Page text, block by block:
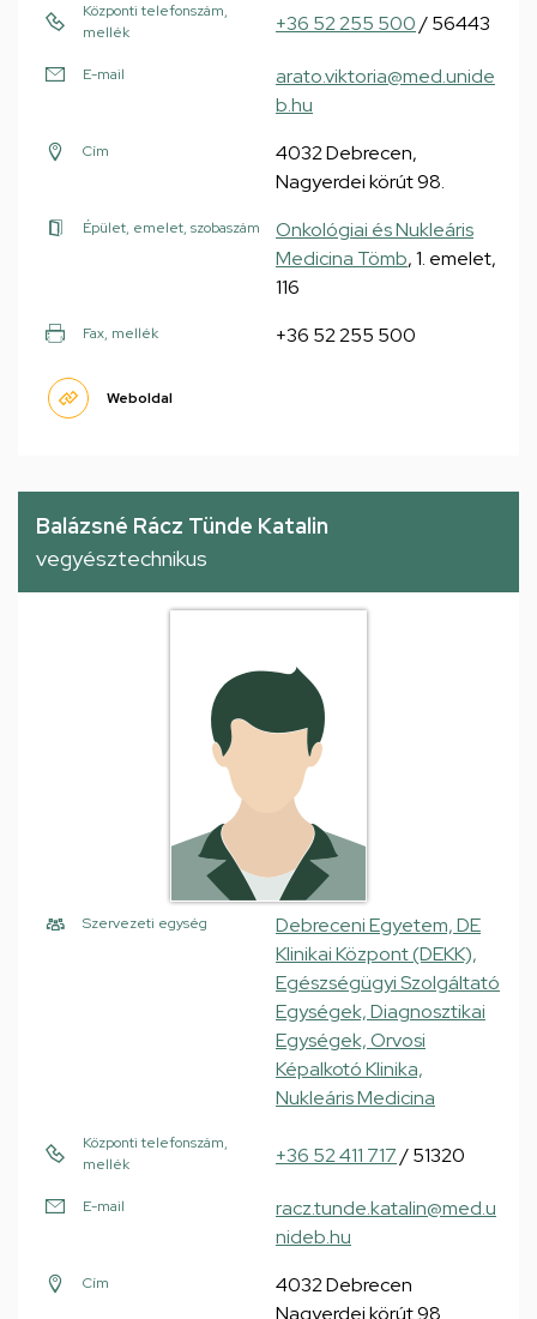
Központi telefonszám,
mellék
+36 52 255 500/ 56443
E-mail
arato.viktoria@med.unide
b.hu
Cím
4032 Debrecen,
Nagyerdei körút 98.
Épület, emelet, szobaszám
Onkológiai és Nukleáris
Medicina Tömb, 1. emelet,
116
Fax, mellék +36 52 255 500
Weboldal
Balázsné Rácz Tünde Katalin
vegyésztechnikus
Szervezeti egység
Debreceni Egyetem, DE
Klinikai Központ (DEKK),
Egészségügyi Szolgáltató
Egységek, Diagnosztikai
Egységek, Orvosi
Képalkotó Klinika,
Nukleáris Medicina
Központi telefonszám,
mellék
+36 52 411 717/ 51320
E-mail
racz.tunde.katalin@med.u
nideb.hu
Cím
4032 Debrecen
Nagyerdei körút 98